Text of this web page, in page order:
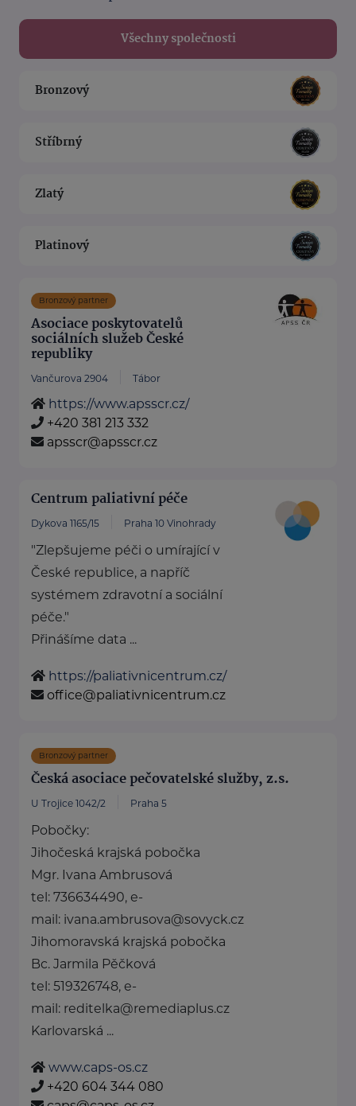
Všechny společnosti
Bronzový
Stříbrný
Zlatý
Platinový
Bronzový partner
Asociace poskytovatelů
sociálních služeb České
republiky
Vančurova 2904 Tábor
https://www.apsscr.cz/
+420 381 213 332
apsscr@apsscr.cz
Centrum paliativní péče
Dykova 1165/15 Praha 10 Vinohrady
"Zlepšujeme péči o umírající v
České republice, a napříč
systémem zdravotní a sociální
péče."
Přinášíme data ...
https://paliativnicentrum.cz/
office@paliativnicentrum.cz
Bronzový partner
Česká asociace pečovatelské služby, z.s.
U Trojice 1042/2 Praha 5
Pobočky:
Jihočeská krajská pobočka
Mgr. Ivana Ambrusová
tel: 736634490, e-
mail: ivana.ambrusova@sovyck.cz
Jihomoravská krajská pobočka
Bc. Jarmila Pěčková
tel: 519326748, e-
mail: reditelka@remediaplus.cz
Karlovarská ...
www.caps-os.cz
+420 604 344 080